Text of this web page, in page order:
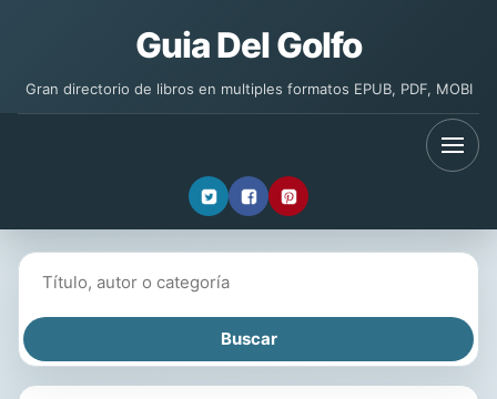
Guia Del Golfo
Gran directorio de libros en multiples formatos EPUB, PDF, MOBI